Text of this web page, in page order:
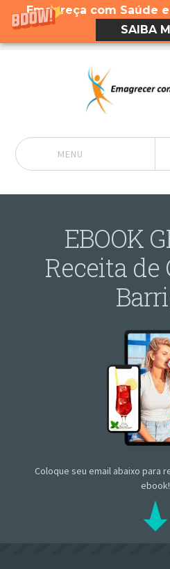
Emagreça com Saúde
SAIBA
MENU
EBOOK
Receita de
Coloque seu email abaixo para
ebook!